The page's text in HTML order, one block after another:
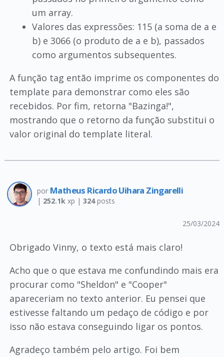
um array.
Valores das expressões: 115 (a soma de a e
b) e 3066 (o produto de a e b), passados
como argumentos subsequentes.
A função tag então imprime os componentes do
template para demonstrar como eles são
recebidos. Por fim, retorna "Bazinga!",
mostrando que o retorno da função substitui o
valor original do template literal.
por Matheus Ricardo Uihara Zingarelli
| 252.1kxp | 324posts
25/03/2024
Obrigado Vinny, o texto está mais claro!
Acho que o que estava me confundindo mais era
procurar como "Sheldon" e "Cooper"
apareceriam no texto anterior. Eu pensei que
estivesse faltando um pedaço de código e por
isso não estava conseguindo ligar os pontos.
Agradeço também pelo artigo. Foi bem